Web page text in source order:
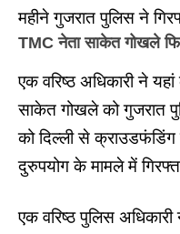
महीने गुजरात पुलिस ने
TMC नेता साकेत गोखले
एक वरिष्ठ अधिकारी ने
साकेत गोखले को गुजरात
को दिल्ली से
दुरुपयोग के मामले में
एक वरिष्ठ पुलिस